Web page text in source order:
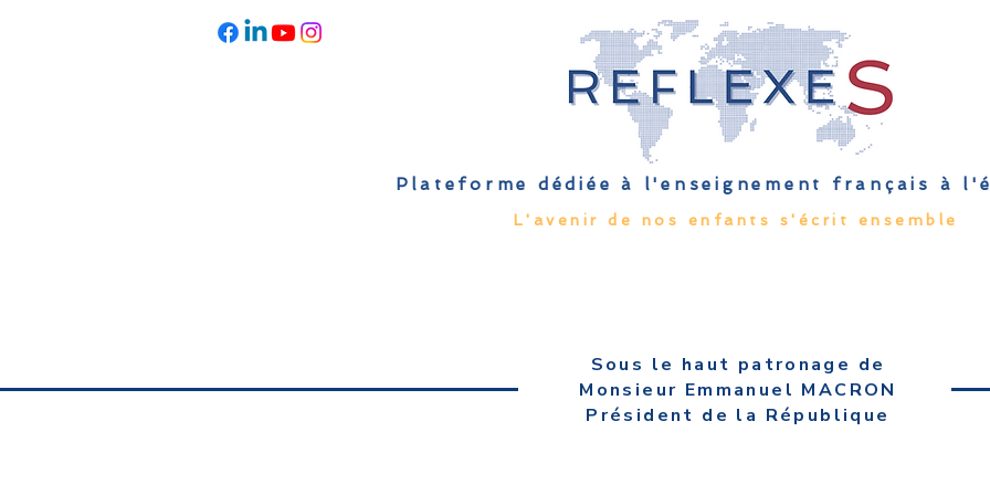
Plateforme dédiée à l'enseignement français à
L'avenir de nos enfants s'écrit ensemble
Sous le haut patronage de
Monsieur Emmanuel MACRON
Président de la République